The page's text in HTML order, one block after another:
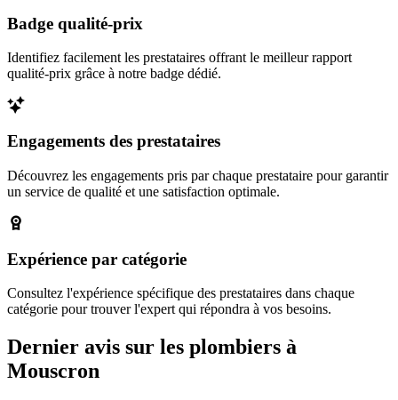
Badge qualité-prix
Identifiez facilement les prestataires offrant le meilleur rapport
qualité-prix grâce à notre badge dédié.
Engagements des prestataires
Découvrez les engagements pris par chaque prestataire pour garantir
un service de qualité et une satisfaction optimale.
Expérience par catégorie
Consultez l'expérience spécifique des prestataires dans chaque
catégorie pour trouver l'expert qui répondra à vos besoins.
Dernier avis sur les plombiers à
Mouscron